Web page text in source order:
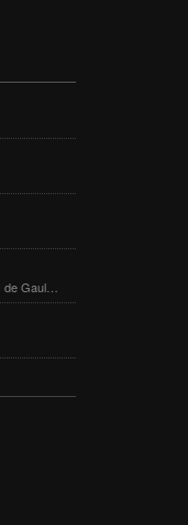
2020-10-11 Avenue Charles de Gaulle 30400 Villeneuve-Lès-Avignon